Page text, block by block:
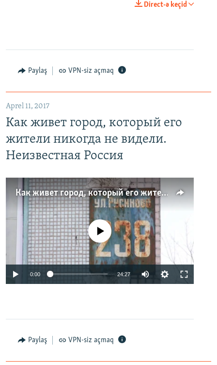
Direct-ə keçid
Paylaş VPN-siz açmaq
Aprel 11, 2017
Как живет город, который его
жители никогда не видели.
Неизвестная Россия
Как живет город, который его жители никогда не видели. Неизвестная Россия
No media source currently available
0:00 24:27
Paylaş VPN-siz açmaq